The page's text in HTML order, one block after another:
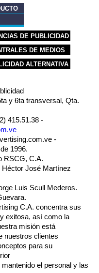
DE PUBLICIDAD
DE MEDIOS
ALTERNATIVA
y 6ta transversal, Qta.
415.51.38
1996.
RSCG, C.A.
José Martínez
Luis Scull Mederos.
C.A. concentra sus
exitosa, así como la
misión está
nuestros clientes
para su
el personal y las